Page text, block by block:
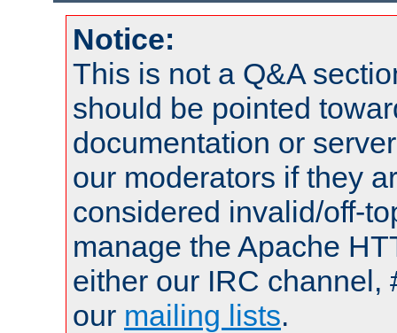
Notice:
This is not a Q&A
should be pointed
documentation or
our moderators if they
considered invalid/off-
manage the Apache
either our IRC channel,
our mailing lists.